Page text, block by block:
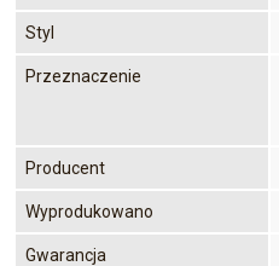
Styl
Przeznaczenie
Producent
Wyprodukowano
Gwarancja